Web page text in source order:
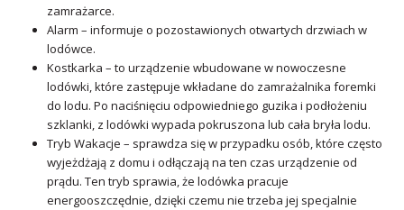
zamrażarce.
Alarm – informuje o pozostawionych otwartych drzwiach w
lodówce.
Kostkarka – to urządzenie wbudowane w nowoczesne
lodówki, które zastępuje wkładane do zamrażalnika foremki
do lodu. Po naciśnięciu odpowiedniego guzika i podłożeniu
szklanki, z lodówki wypada pokruszona lub cała bryła lodu.
Tryb Wakacje – sprawdza się w przypadku osób, które często
wyjeżdżają z domu i odłączają na ten czas urządzenie od
prądu. Ten tryb sprawia, że lodówka pracuje
energooszczędnie, dzięki czemu nie trzeba jej specjalnie